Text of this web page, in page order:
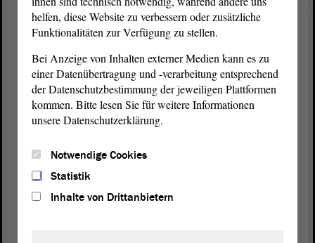
unsere Kinder - das ist ganz wichtig - und wir
brauchen natürlich auch eine Beteiligung. Aber eine
nicht aus.
Ich will auch nicht - das sage ich ganz ausdrücklich
, dass unsere Schülerinnen und Schüler politisch
stattfinden.
(Zustimmung bei der AfD und von Jörg Bernstein,
FDP - Zurufe von der AfD)
helfen, diese Website zu verbessern oder zusätzliche
Funktionalitäten zur Verfügung zu stellen.
Bei Anzeige von Inhalten externer Medien kann es zu
einer Datenübertragung und -verarbeitung entsprechend
der Datenschutzbestimmung der jeweiligen Plattformen
kommen. Bitte lesen Sie für weitere Informationen
unsere Datenschutzerklärung.
Notwendige Cookies
Statistik
Inhalte von Drittanbietern